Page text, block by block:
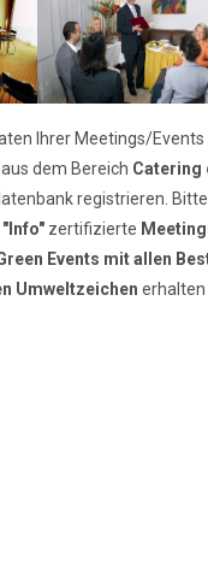
Ihrer Meetings/
dem Bereich Catering
registrieren.
zertifizierte
Events mit allen
Umweltzeichen